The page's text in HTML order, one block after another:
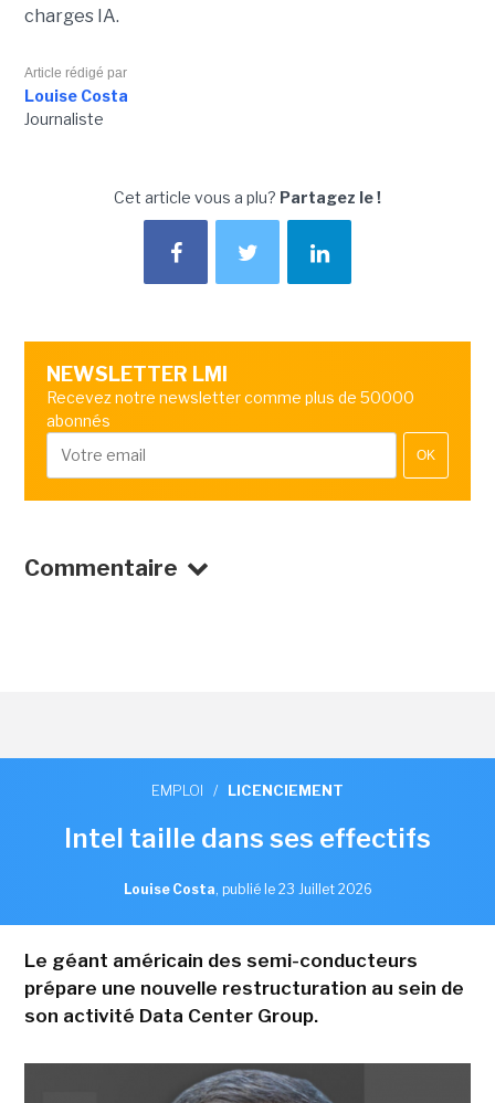
charges IA.
Article rédigé par
Louise Costa
Journaliste
Cet article vous a plu? Partagez le !
NEWSLETTER LMI
Recevez notre newsletter comme plus de 50000
abonnés
OK
Commentaire
EMPLOI / LICENCIEMENT
Intel taille dans ses effectifs
Louise Costa, publié le 23 Juillet 2026
Le géant américain des semi-conducteurs
prépare une nouvelle restructuration au sein de
son activité Data Center Group.